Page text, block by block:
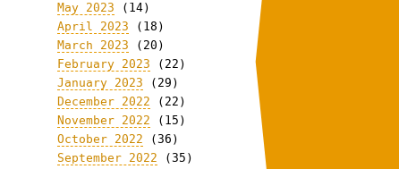
May 2023 (14)
April 2023 (18)
March 2023 (20)
February 2023 (22)
January 2023 (29)
December 2022 (22)
November 2022 (15)
October 2022 (36)
September 2022 (35)